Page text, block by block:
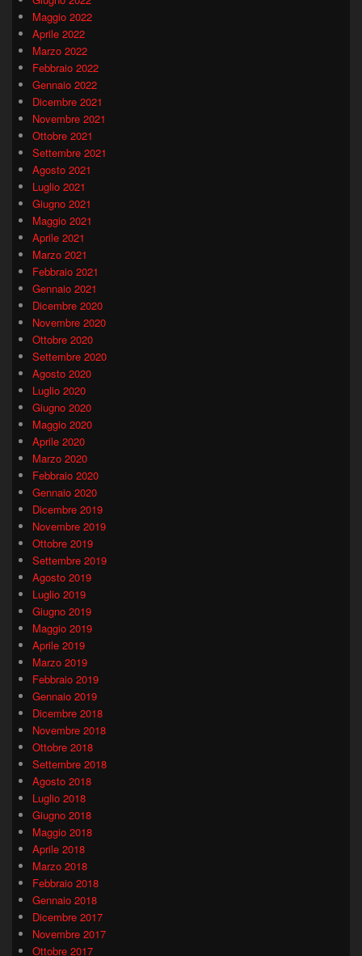
Maggio 2022
Aprile 2022
Marzo 2022
Febbraio 2022
Gennaio 2022
Dicembre 2021
Novembre 2021
Ottobre 2021
Settembre 2021
Agosto 2021
Luglio 2021
Giugno 2021
Maggio 2021
Aprile 2021
Marzo 2021
Febbraio 2021
Gennaio 2021
Dicembre 2020
Novembre 2020
Ottobre 2020
Settembre 2020
Agosto 2020
Luglio 2020
Giugno 2020
Maggio 2020
Aprile 2020
Marzo 2020
Febbraio 2020
Gennaio 2020
Dicembre 2019
Novembre 2019
Ottobre 2019
Settembre 2019
Agosto 2019
Luglio 2019
Giugno 2019
Maggio 2019
Aprile 2019
Marzo 2019
Febbraio 2019
Gennaio 2019
Dicembre 2018
Novembre 2018
Ottobre 2018
Settembre 2018
Agosto 2018
Luglio 2018
Giugno 2018
Maggio 2018
Aprile 2018
Marzo 2018
Febbraio 2018
Gennaio 2018
Dicembre 2017
Novembre 2017
Ottobre 2017